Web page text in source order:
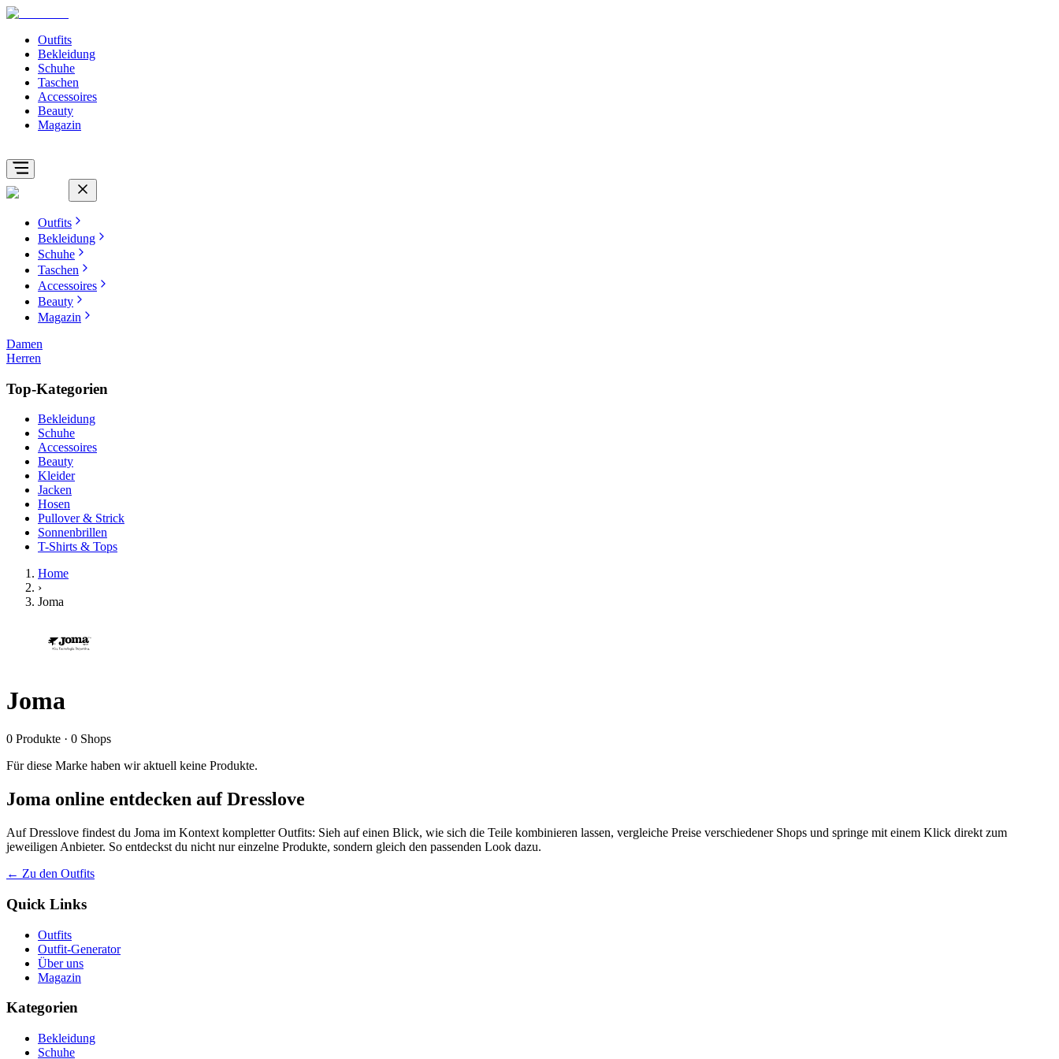
Outfits
Bekleidung
Schuhe
Taschen
Accessoires
Beauty
Magazin
Outfits
Bekleidung
Schuhe
Taschen
Accessoires
Beauty
Magazin
Damen
Herren
Top-Kategorien
Bekleidung
Schuhe
Accessoires
Beauty
Kleider
Jacken
Hosen
Pullover & Strick
Sonnenbrillen
T-Shirts & Tops
Home
›
Joma
Joma
0 Produkte · 0 Shops
Für diese Marke haben wir aktuell keine Produkte.
Joma online entdecken auf Dresslove
Auf Dresslove findest du Joma im Kontext kompletter Outfits: Sieh auf einen Blick, wie sich die Teile kombinieren lassen, vergleiche Preise verschiedener Shops und springe mit einem Klick direkt zum
jeweiligen Anbieter. So entdeckst du nicht nur einzelne Produkte, sondern gleich den passenden Look dazu.
← Zu den Outfits
Quick Links
Outfits
Outfit-Generator
Über uns
Magazin
Kategorien
Bekleidung
Schuhe